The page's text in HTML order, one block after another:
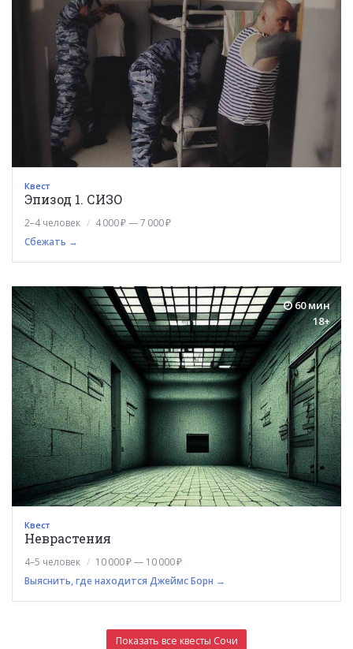
Квест
Эпизод 1. СИЗО
2–4 человек
4 000 ₽ — 7 000 ₽
Сбежать →
60 мин
18+
Квест
Неврастения
4–5 человек
10 000 ₽ — 10 000 ₽
Выяснить, где находится Джеймс Борн →
Показать все квесты Сочи